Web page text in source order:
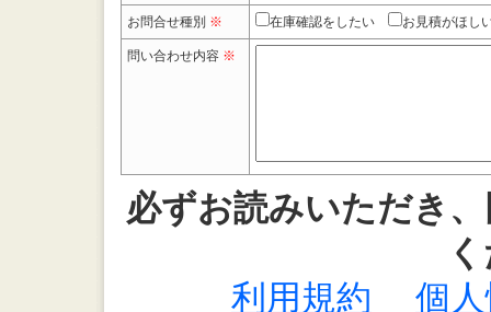
お問合せ種別 ※ 在庫確認をしたい お見積がほし
問い合わせ内容 ※
必ずお読みいただき
利用規約
個